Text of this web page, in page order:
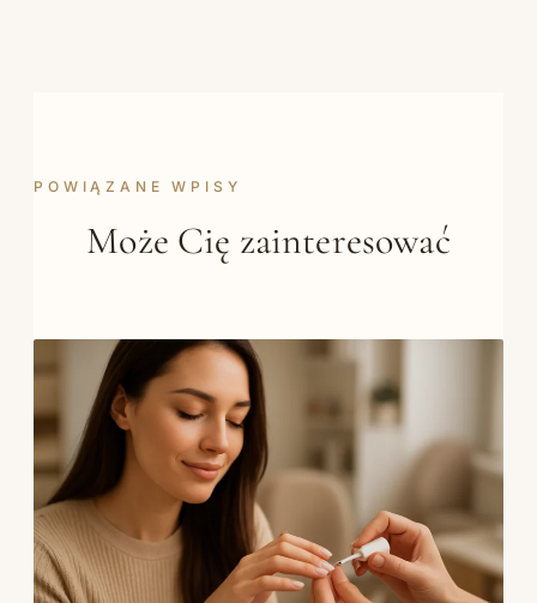
POWIĄZANE WPISY
Może Cię zainteresować